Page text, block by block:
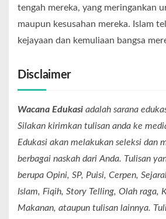
tengah mereka, yang meringankan
maupun kesusahan mereka. Islam
kejayaan dan kemuliaan bangsa
Disclaimer
Wacana Edukasi adalah sarana
Silakan kirimkan tulisan anda ke
Edukasi akan melakukan seleksi dan
berbagai naskah dari Anda. Tulisan
berupa Opini, SP, Puisi, Cerpen,
Islam, Fiqih, Story Telling, Olah raga,
Makanan, ataupun tulisan lainnya.